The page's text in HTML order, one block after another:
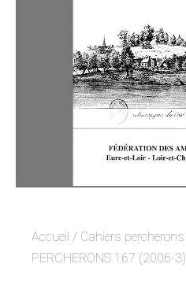
Accueil / Cahiers percherons
PERCHERONS 167 (2006-3)